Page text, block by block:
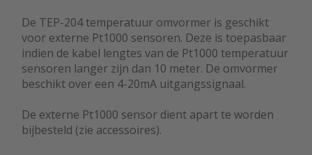
De TEP-204 temperatuur omvormer is geschikt
voor externe Pt1000 sensoren. Deze is toepasbaar
indien de kabel lengtes van de Pt1000 temperatuur
sensoren langer zijn dan 10 meter. De omvormer
beschikt over een 4-20mA uitgangssignaal.
De externe Pt1000 sensor dient apart te worden
bijbesteld (zie accessoires).